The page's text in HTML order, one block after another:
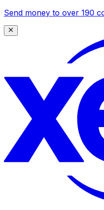
Send money to over 190